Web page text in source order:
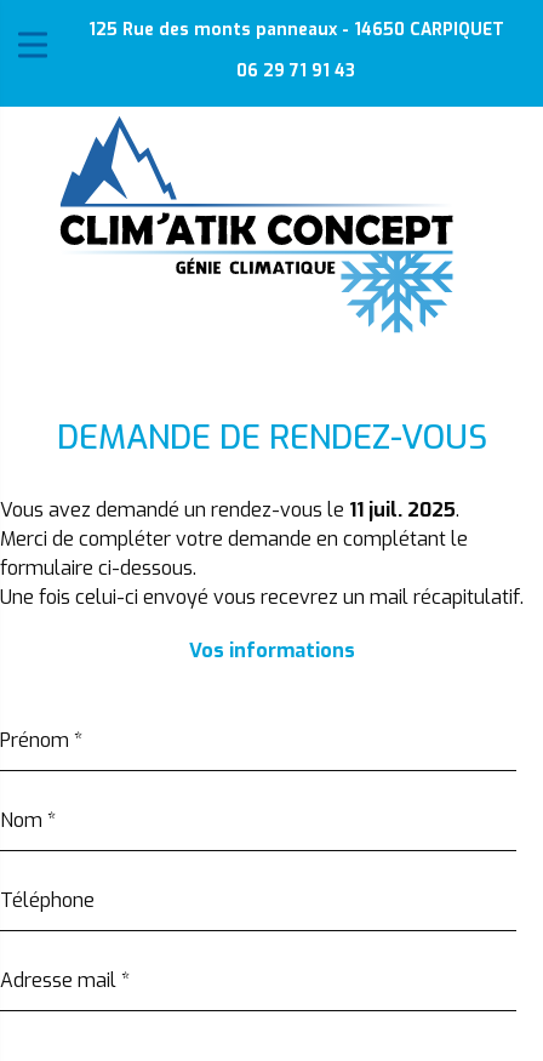
125 Rue des monts panneaux - 14650 CARPIQUET
06 29 71 91 43
DEMANDE DE RENDEZ-VOUS
Vous avez demandé un rendez-vous le 11 juil. 2025.
Merci de compléter votre demande en complétant le
formulaire ci-dessous.
Une fois celui-ci envoyé vous recevrez un mail récapitulatif.
Vos informations
Prénom *
Nom *
Téléphone
Adresse mail*